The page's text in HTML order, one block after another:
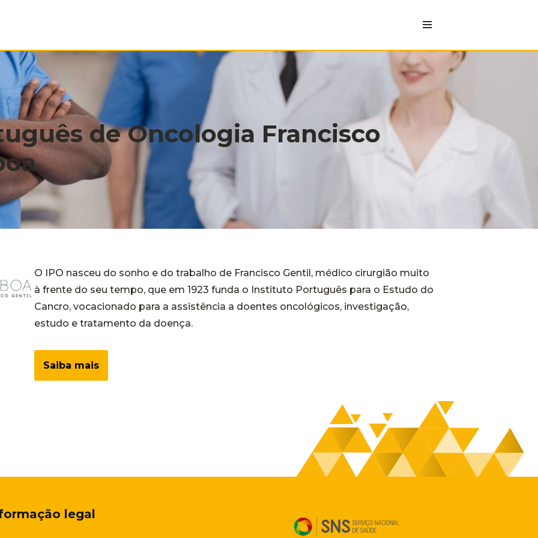
de Oncologia Francisco
O IPO nasceu do sonho e do trabalho de Francisco Gentil, médico cirurgião muito
à frente do seu tempo, que em 1923 funda o Instituto Português para o Estudo do
Cancro, vocacionado para a assistência a doentes oncológicos, investigação,
estudo e tratamento da doença.
Saiba mais
legal